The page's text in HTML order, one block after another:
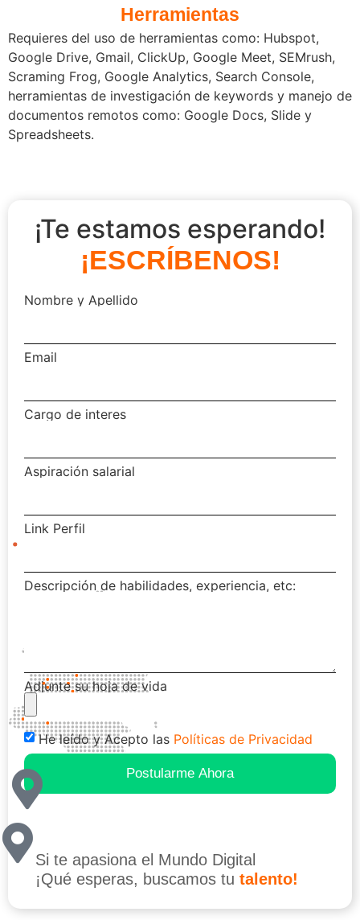
Herramientas
Requieres del uso de herramientas como: Hubspot,
Google Drive, Gmail, ClickUp, Google Meet, SEMrush,
Scraming Frog, Google Analytics, Search Console,
herramientas de investigación de keywords y manejo de
documentos remotos como: Google Docs, Slide y
Spreadsheets.
Si te apasiona el Mundo Digital
¡Qué esperas, buscamos tutalento!
¡Te estamos esperando!
ESCRÍBENOS!
Nombre y Apellido
Email
Cargo de interes
Aspiración salarial
Link Perfil
Descripción de habilidades, experiencia, etc:
Adjunte su hoja de vida
He leído y Acepto las Políticas de Privacidad
Postularme Ahora